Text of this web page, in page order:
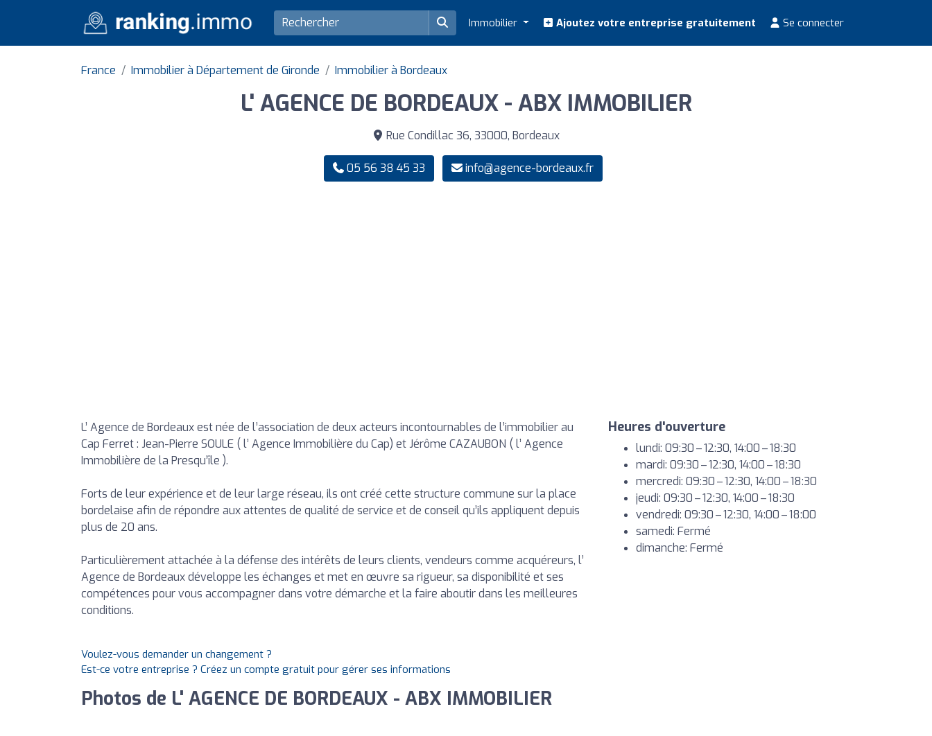
Immobilier Ajoutez votre entreprise gratuitement Se connecter
France Immobilier à Département de Gironde Immobilier à Bordeaux
L' AGENCE DE BORDEAUX - ABX IMMOBILIER
Rue Condillac 36, 33000, Bordeaux
05 56 38 45 33 info@agence-bordeaux.fr
L’ Agence de Bordeaux est née de l’association de deux acteurs incontournables de l’immobilier au
Cap Ferret : Jean-Pierre SOULE ( l’ Agence Immobilière du Cap) et Jérôme CAZAUBON ( l’ Agence
Immobilière de la Presqu’île ).
Forts de leur expérience et de leur large réseau, ils ont créé cette structure commune sur la place
bordelaise afin de répondre aux attentes de qualité de service et de conseil qu’ils appliquent depuis
plus de 20 ans.
Particulièrement attachée à la défense des intérêts de leurs clients, vendeurs comme acquéreurs, l’
Agence de Bordeaux développe les échanges et met en œuvre sa rigueur, sa disponibilité et ses
compétences pour vous accompagner dans votre démarche et la faire aboutir dans les meilleures
conditions.
Heures d'ouverture
lundi: 09:30 – 12:30, 14:00 – 18:30
mardi: 09:30 – 12:30, 14:00 – 18:30
mercredi: 09:30 – 12:30, 14:00 – 18:30
jeudi: 09:30 – 12:30, 14:00 – 18:30
vendredi: 09:30 – 12:30, 14:00 – 18:00
samedi: Fermé
dimanche: Fermé
Voulez-vous demander un changement ?
Est-ce votre entreprise ? Créez un compte gratuit pour gérer ses informations
Photos de L' AGENCE DE BORDEAUX - ABX IMMOBILIER